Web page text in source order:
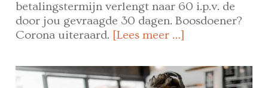
betalingstermijn verlengt naar 60 i.p.v. de
door jou gevraagde 30 dagen. Boosdoener?
Corona uiteraard. [Lees meer …]